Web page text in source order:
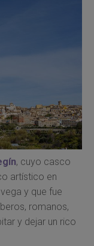
, cuyo casco
artístico en
y que fue
romanos,
y dejar un rico